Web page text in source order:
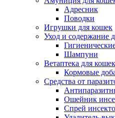
Адресник
Поводки
Игрушки для кошек
Уход и содержание
Шампуни
Ветаптека для кошек
Кормовые
Средства от
Ошейник
Спрей